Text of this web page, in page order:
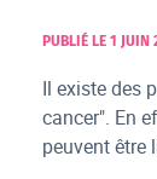
PUBLIÉ LE 1 JUIN
Il existe des
cancer". En
peuvent être